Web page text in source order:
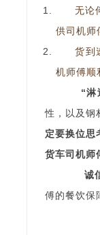
无论
供司机师
货到
机师傅顺
“淋
性，以及钢
定要换位思
货车司机师
诚
傅的餐饮保